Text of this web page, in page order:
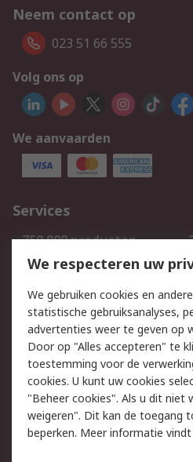
Neem contact op
023 51 66 555
Volg ons op
We aanvaarden
Services
750.000 producten
Bestellen
Track & Trace
Wettelijk
Cookiebeleid
Privacybeleid
Algemene
verkoopvoorwaarden
We respecteren uw
We gebruiken cookies en
statistische gebruiksanalyses,
advertenties weer te geven op
Door op "Alles accepteren" te
toestemming voor de
cookies. U kunt uw cookies
"Beheer cookies". Als u dit niet
weigeren". Dit kan de toegang
beperken. Meer informatie vindt